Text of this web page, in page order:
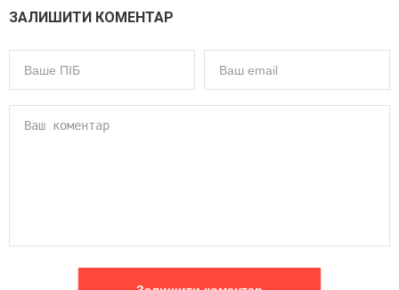
ЗАЛИШИТИ КОМЕНТАР